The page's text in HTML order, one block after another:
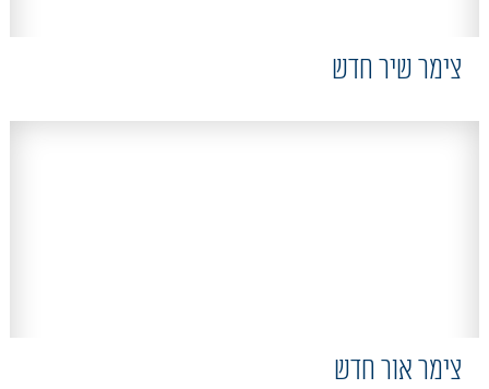
צימר שיר חדש
צימר אור חדש